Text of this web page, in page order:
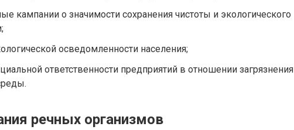
кампании о значимости сохранения чистоты и экологического
осведомленности населения;
ответственности предприятий в отношении загрязнения
речных организмов